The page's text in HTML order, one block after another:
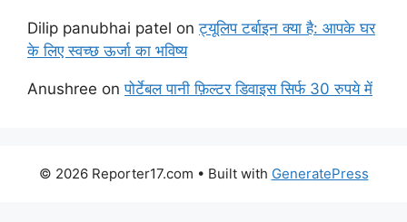
Dilip panubhai patel onट्यूलिप टर्बाइन क्या है: आपके घर
के लिए स्वच्छ ऊर्जा का भविष्य
Anushree onपोर्टेबल पानी फ़िल्टर डिवाइस सिर्फ 30 रुपये में
© 2026 Reporter17.com • Built with GeneratePress